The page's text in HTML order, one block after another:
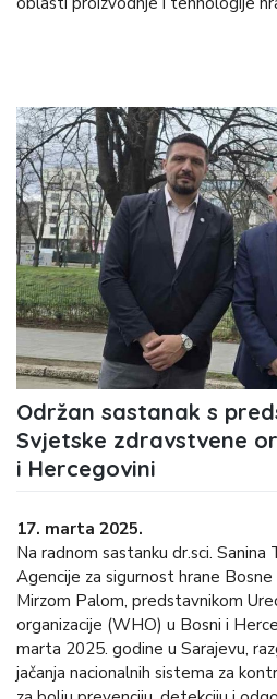
Održan sastanak s
Svjetske zdravstvene
i Hercegovini
17. marta 2025.
Na radnom sastanku dr.sci. Sanina
Agencije za sigurnost hrane
Mirzom Palom, predstavnikom
organizacije (WHO) u Bosni i
marta 2025. godine u Sarajevu,
jačanja nacionalnih sistema za